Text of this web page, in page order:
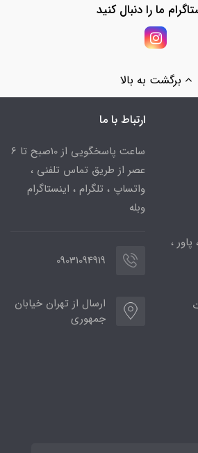
ما را دنبال کنید
برگشت به بالا
،
ارتباط با ما
ساعت پاسخگویی از 10صبح تا 6
عصر از طریق تماس تلفنی ،
واتساپ ، تلگرام ، اینستاگرام
وبله
09031094919
ارسال از تهران خیابان
جمهوری